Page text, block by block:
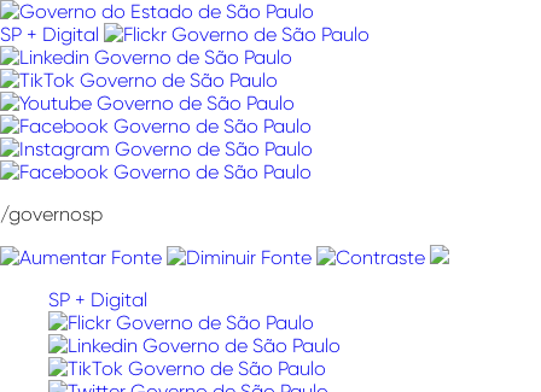
Pular
para
o
conteúdo
SP + Digital
/governosp
SP + Digital